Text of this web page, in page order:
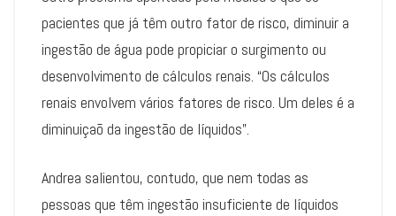
pacientes que já têm outro fator de risco, diminuir a
ingestão de água pode propiciar o surgimento ou
desenvolvimento de cálculos renais. “Os cálculos
renais envolvem vários fatores de risco. Um deles é a
diminuiçaõ da ingestão de líquidos”.
Andrea salientou, contudo, que nem todas as
pessoas que têm ingestão insuficiente de líquidos